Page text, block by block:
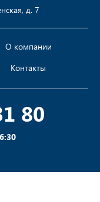
д. 7
О компании
Контакты
80